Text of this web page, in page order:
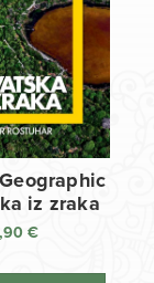
iz zraka
€